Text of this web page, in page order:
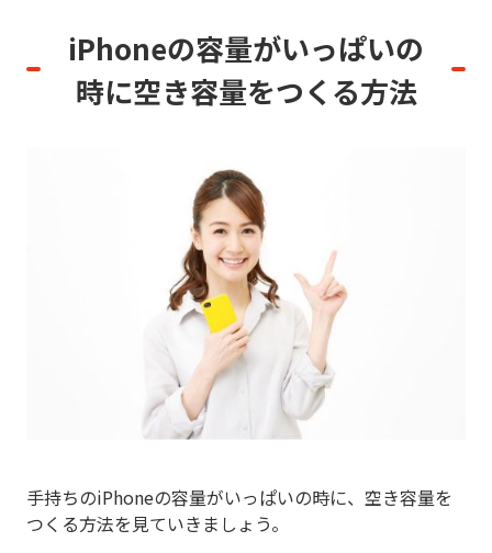
iPhoneの容量がいっぱいの
時に空き容量をつくる方法
手持ちのiPhoneの容量がいっぱいの時に、空き容量を
つくる方法を見ていきましょう。